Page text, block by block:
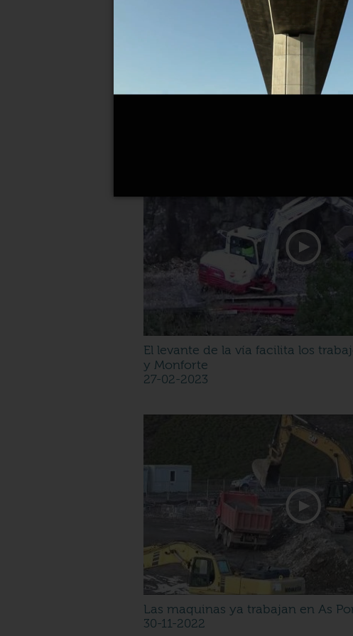
Avance en las obras de la
El levante de la vía facilita los
y Monforte
27-02-2023
Las maquinas ya trabajan en As
30-11-2022